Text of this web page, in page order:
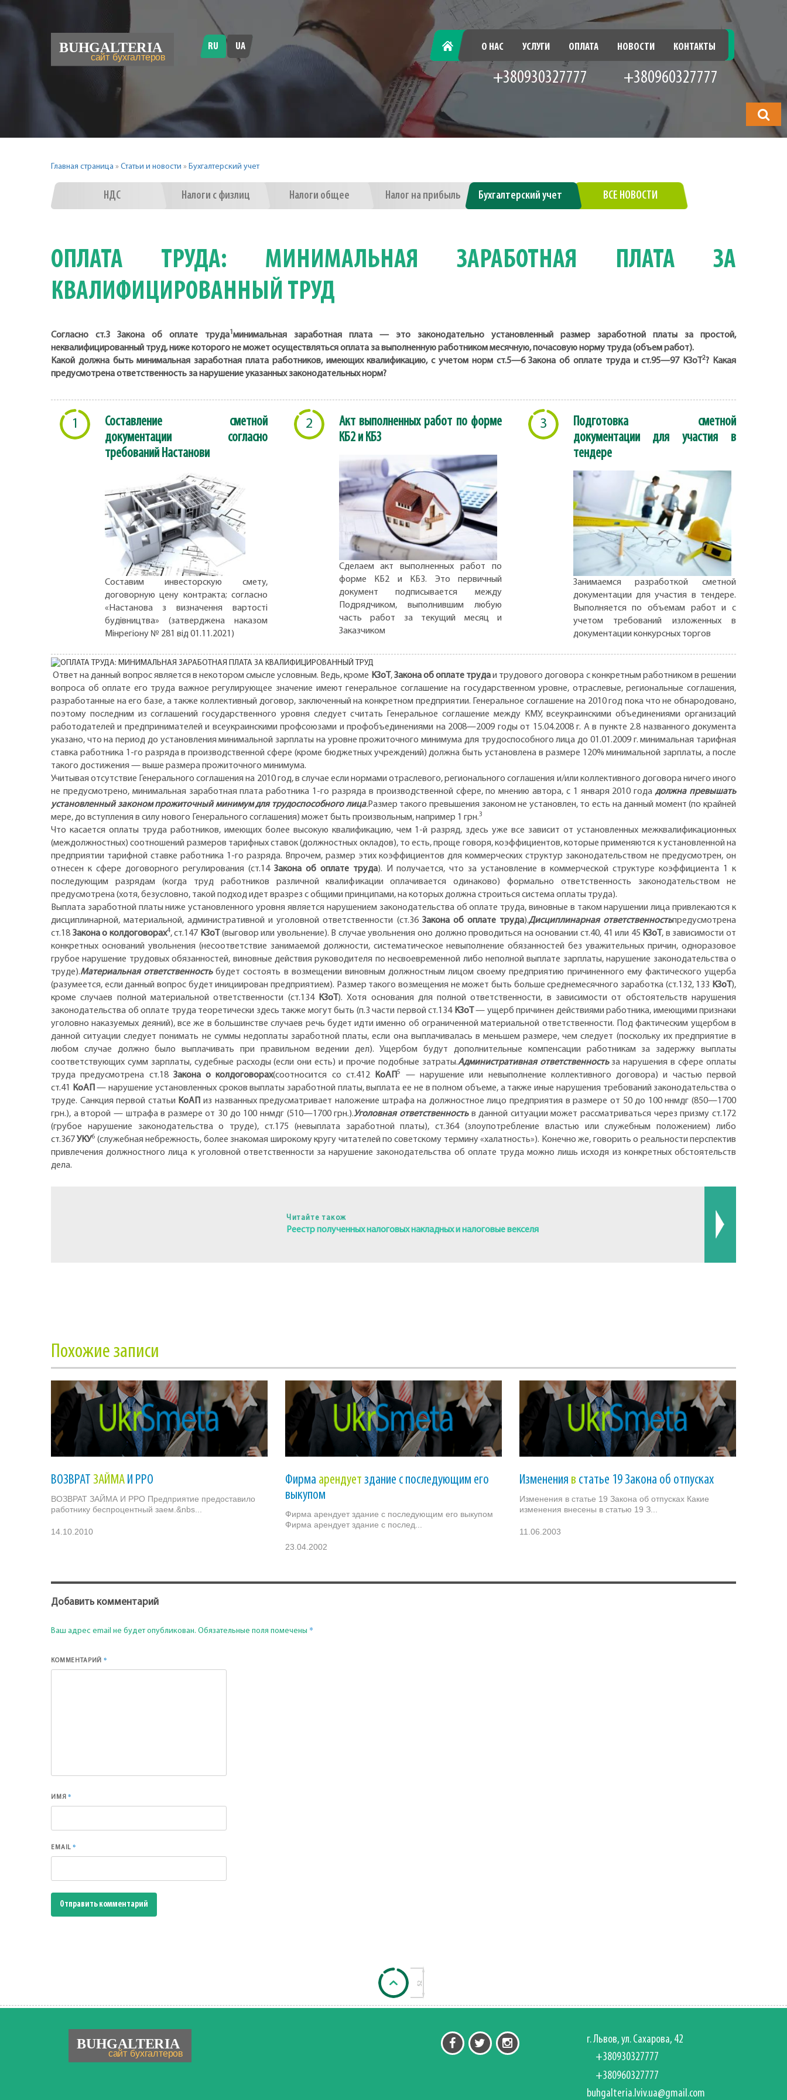
будете
RU UA ГЛАВНАЯ О НАС УСЛУГИ ОПЛАТА НОВОСТИ КОНТАКТЫ
+380930327777 +380960327777
Главная страница » Статьи и новости » Бухгалтерский учет
НДС Налоги с физлиц Налоги общее Налог на прибыль Бухгалтерский учет ВСЕ НОВОСТИ
ОПЛАТА ТРУДА: МИНИМАЛЬНАЯ ЗАРАБОТНАЯ ПЛАТА ЗА
КВАЛИФИЦИРОВАННЫЙ ТРУД
Согласно ст.3 Закона об оплате труда1 минимальная заработная плата — это законодательно установленный размер заработной платы за простой,
неквалифицированный труд, ниже которого не может осуществляться оплата за выполненную работником месячную, почасовую норму труда (объем работ).
Какой должна быть минимальная заработная плата работников, имеющих квалификацию, с учетом норм ст.5—6 Закона об оплате труда и ст.95—97 КЗоТ2? Какая
предусмотрена ответственность за нарушение указанных законодательных норм?
1
Составление сметной
документации согласно
требований Настанови
Составим инвесторскую смету,
договорную цену контракта; согласно
«Настанова з визначення вартості
будівництва» (затверджена наказом
Мінрегіону № 281 від 01.11.2021)
2
Акт выполненных работ по форме
КБ2 и КБ3
Сделаем акт выполненных работ по
форме КБ2 и КБ3. Это первичный
документ подписывается между
Подрядчиком, выполнившим любую
часть работ за текущий месяц и
Заказчиком
3
Подготовка сметной
документации для участия в
тендере
Занимаемся разработкой сметной
документации для участия в тендере.
Выполняется по объемам работ и с
учетом требований изложенных в
документации конкурсных торгов
Ответ на данный вопрос является в некотором смысле условным. Ведь, кроме КЗоТ,Закона об оплате трудаи трудового договора с конкретным работником в решении
вопроса об оплате его труда важное регулирующее значение имеют генеральное соглашение на государственном уровне, отраслевые, региональные соглашения,
разработанные на его базе, а также коллективный договор, заключенный на конкретном предприятии. Генеральное соглашение на 2010 год пока что не обнародовано,
поэтому последним из соглашений государственного уровня следует считать Генеральное соглашение между КМУ, всеукраинскими объединениями организаций
работодателей и предпринимателей и всеукраинскими профсоюзами и профобъединениями на 2008—2009 годы от 15.04.2008 г. А в пункте 2.8 названного документа
указано, что на период до установления минимальной зарплаты на уровне прожиточного минимума для трудоспособного лица до 01.01.2009 г. минимальная тарифная
ставка работника 1-го разряда в производственной сфере (кроме бюджетных учреждений) должна быть установлена в размере 120% минимальной зарплаты, а после
такого достижения — выше размера прожиточного минимума.
Учитывая отсутствие Генерального соглашения на 2010 год, в случае если нормами отраслевого, регионального соглашения и/или коллективного договора ничего иного
не предусмотрено, минимальная заработная плата работника 1-го разряда в производственной сфере, по мнению автора, с 1 января 2010 годадолжна превышать
установленный законом прожиточный минимум для трудоспособного лица.Размер такого превышения законом не установлен, то есть на данный момент (по крайней
мере, до вступления в силу нового Генерального соглашения) может быть произвольным, например 1 грн.3
Что касается оплаты труда работников, имеющих более высокую квалификацию, чем 1-й разряд, здесь уже все зависит от установленных межквалификационных
(междолжностных) соотношений размеров тарифных ставок (должностных окладов), то есть, проще говоря, коэффициентов, которые применяются к установленной на
предприятии тарифной ставке работника 1-го разряда. Впрочем, размер этих коэффициентов для коммерческих структур законодательством не предусмотрен, он
отнесен к сфере договорного регулирования (ст.14 Закона об оплате труда). И получается, что за установление в коммерческой структуре коэффициента 1 к
последующим разрядам (когда труд работников различной квалификации оплачивается одинаково) формально ответственность законодательством не
предусмотрена (хотя, безусловно, такой подход идет вразрез с общими принципами, на которых должна строиться система оплаты труда).
Выплата заработной платы ниже установленного уровня является нарушением законодательства об оплате труда, виновные в таком нарушении лица привлекаются к
дисциплинарной, материальной, административной и уголовной ответственности (ст.36 Закона об оплате труда).Дисциплинарная ответственностьпредусмотрена
ст.18 Закона о колдоговорах4, ст.147 КЗоТ(выговор или увольнение). В случае увольнения оно должно проводиться на основании ст.40, 41 или 45 КЗоТ, в зависимости от
конкретных оснований увольнения (несоответствие занимаемой должности, систематическое невыполнение обязанностей без уважительных причин, одноразовое
грубое нарушение трудовых обязанностей, виновные действия руководителя по несвоевременной либо неполной выплате зарплаты, нарушение законодательства о
труде).Материальная ответственностьбудет состоять в возмещении виновным должностным лицом своему предприятию причиненного ему фактического ущерба
(разумеется, если данный вопрос будет инициирован предприятием). Размер такого возмещения не может быть больше среднемесячного заработка (ст.132, 133 КЗоТ),
кроме случаев полной материальной ответственности (ст.134 КЗоТ). Хотя основания для полной ответственности, в зависимости от обстоятельств нарушения
законодательства об оплате труда теоретически здесь также могут быть (п.3 части первой ст.134 КЗоТ— ущерб причинен действиями работника, имеющими признаки
уголовно наказуемых деяний), все же в большинстве случаев речь будет идти именно об ограниченной материальной ответственности. Под фактическим ущербом в
данной ситуации следует понимать не суммы недоплаты заработной платы, если она выплачивалась в меньшем размере, чем следует (поскольку их предприятие в
любом случае должно было выплачивать при правильном ведении дел). Ущербом будут дополнительные компенсации работникам за задержку выплаты
соответствующих сумм зарплаты, судебные расходы (если они есть) и прочие подобные затраты.Административная ответственностьза нарушения в сфере оплаты
труда предусмотрена ст.18 Закона о колдоговорах(соотносится со ст.412 КоАП5
— нарушение или невыполнение коллективного договора) и частью первой
ст.41
КоАП— нарушение установленных сроков выплаты заработной платы, выплата ее не в полном объеме, а также иные нарушения требований законодательства о
труде. Санкция первой статьи КоАП из названных предусматривает наложение штрафа на должностное лицо предприятия в размере от 50 до 100 ннмдг (850—1700
грн.), а второй — штрафа в размере от 30 до 100 ннмдг (510—1700 грн.).Уголовная ответственностьв данной ситуации может рассматриваться через призму ст.172
(грубое нарушение законодательства о труде), ст.175 (невыплата заработной платы), ст.364 (злоупотребление властью или служебным положением) либо
ст.367УКУ6 (служебная небрежность, более знакомая широкому кругу читателей по советскому термину «халатность»). Конечно же, говорить о реальности перспектив
привлечения должностного лица к уголовной ответственности за нарушение законодательства об оплате труда можно лишь исходя из конкретных обстоятельств
дела.
Читайте також
Реестр полученных налоговых накладных и налоговые векселя
Похожие записи
ВОЗВРАТ ЗАЙМА И РРО
ВОЗВРАТ ЗАЙМА И РРО Предприятие предоставило
работнику беспроцентный заем.&nbs...
14.10.2010
Фирма арендует здание с последующим его
выкупом
Фирма арендует здание с последующим его выкупом
Фирма арендует здание с послед...
23.04.2002
Изменения в статье 19 Закона об отпусках
Изменения в статье 19 Закона об отпусках Какие
изменения внесены в статью 19 З...
11.06.2003
Добавить комментарий
Ваш адрес email не будет опубликован. Обязательные поля помечены *
КОММЕНТАРИЙ*
ИМЯ*
EMAIL*
г. Львов, ул. Сахарова, 42
+380930327777
+380960327777
buhgalteria.lviv.ua@gmail.com